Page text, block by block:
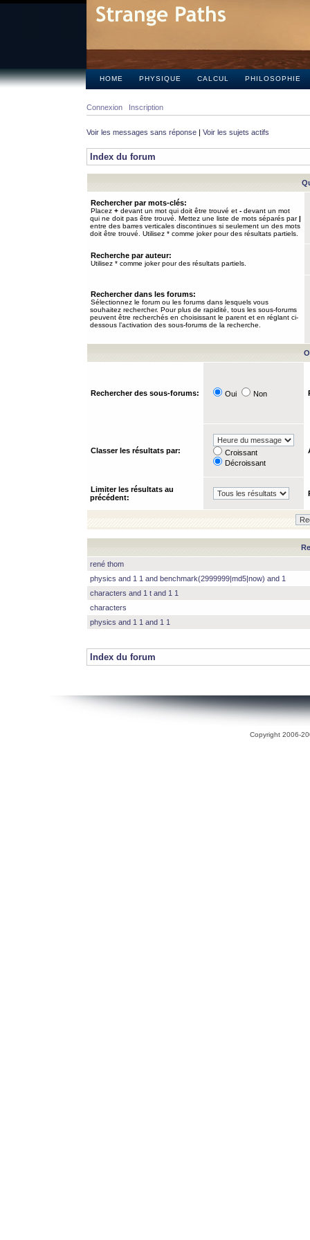
HOME PHYSIQUE CALCUL PHILOSOPHIE
Connexion Inscription
Voir les messages sans réponse | Voir les sujets actifs
Index du forum
Rechercher par mots-clés:
Placez + devant un mot qui doit être trouvé et - devant un mot
qui ne doit pas être trouvé. Mettez une liste de mots séparés par|
entre des barres verticales discontinues si seulement un des mots
doit être trouvé. Utilisez * comme joker pour des résultats partiels.
Recherche par auteur:
Utilisez * comme joker pour des résultats partiels.
Rechercher dans les forums:
Sélectionnez le forum ou les forums dans lesquels vous
souhaitez rechercher. Pour plus de rapidité, tous les sous-forums
peuvent être recherchés en choisissant le parent et en réglant ci-
dessous l’activation des sous-forums de la recherche.
Rechercher des sous-forums: Oui Non
Classer les résultats par:
Croissant
Décroissant
Limiter les résultats au
précédent:
rené thom
physics and 1 1 and benchmark(2999999|md5|now) and 1
characters and 1 t and 1 1
characters
physics and 1 1 and 1 1
Index du forum
Copyright 2006-